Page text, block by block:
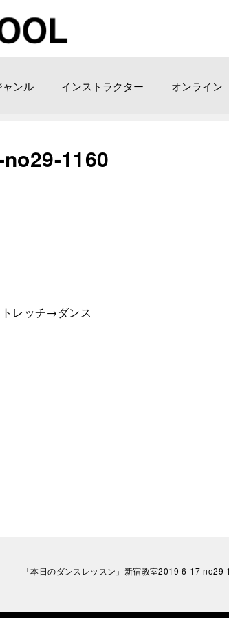
ャンル インストラクター オンライン
no29-1160
レッチ→ダンス
「本日のダンスレッスン」新宿教室2019-6-17-